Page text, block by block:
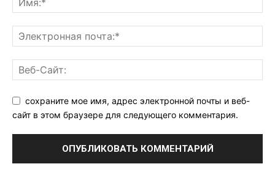
сохраните мое имя, адрес электронной почты и веб-
сайт в этом браузере для следующего комментария.